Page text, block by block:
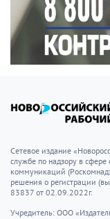
Сетевое издание
службе по надзору в
коммуникаций
решения о регистрации
83837 от 02.09.2022г.
Учредитель: ООО